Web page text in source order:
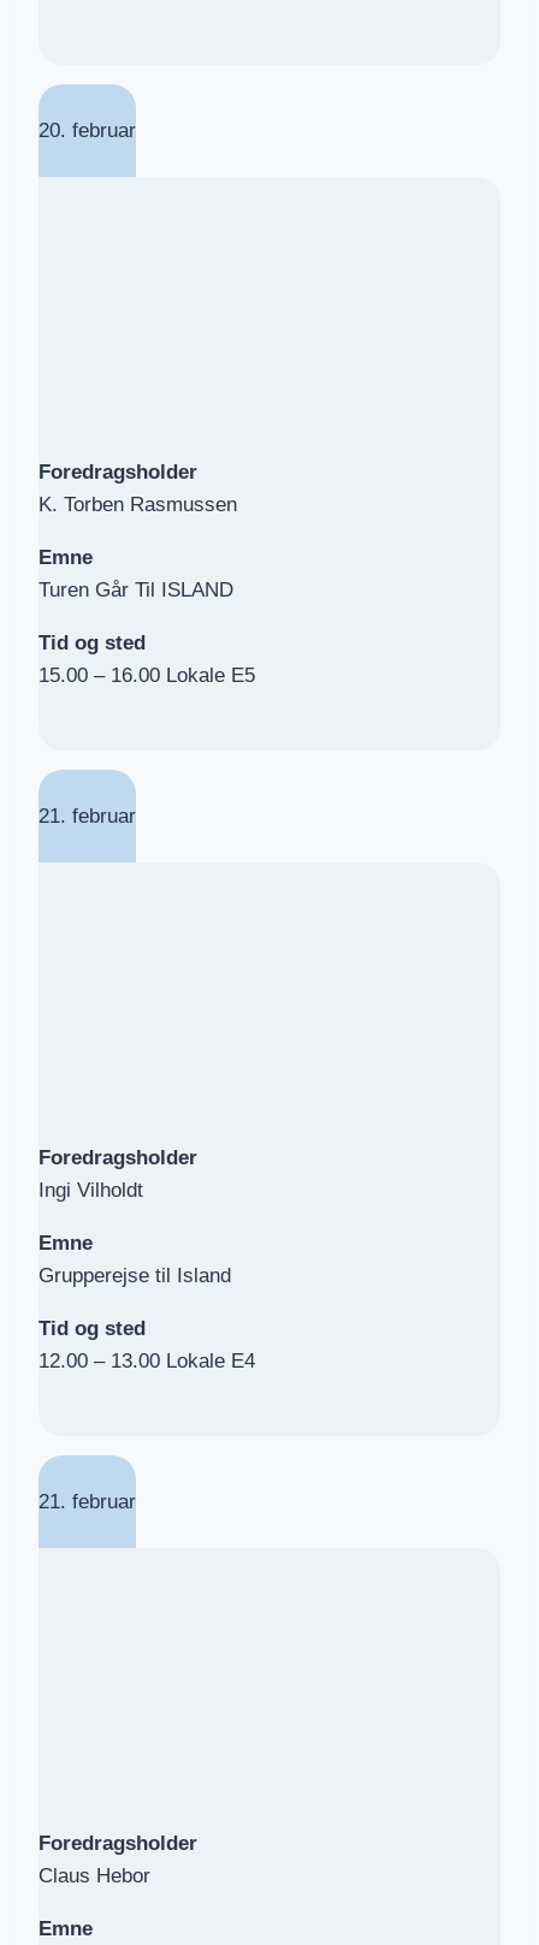
20. februar
Foredragsholder
K. Torben Rasmussen
Emne
Turen Går Til ISLAND
Tid og sted
15.00 – 16.00 Lokale E5
21. februar
Foredragsholder
Ingi Vilholdt
Emne
Grupperejse til Island
Tid og sted
12.00 – 13.00 Lokale E4
21. februar
Foredragsholder
Claus Hebor
Emne